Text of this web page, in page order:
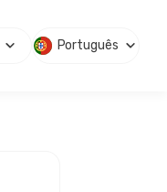
Português